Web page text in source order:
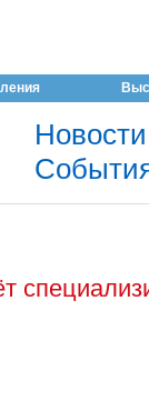
Новости